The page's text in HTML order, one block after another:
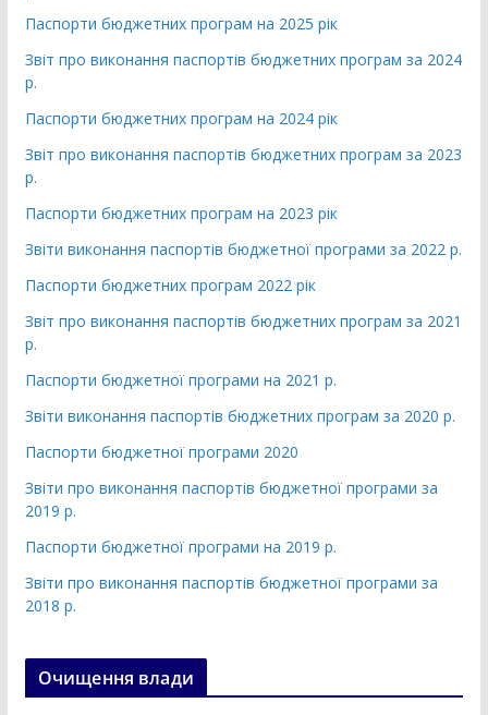
Паспорти бюджетних програм на 2025 рік
Звіт про виконання паспортів бюджетних програм за 2024
р.
Паспорти бюджетних програм на 2024 рік
Звіт про виконання паспортів бюджетних програм за 2023
р.
Паспорти бюджетних програм на 2023 рік
Звіти виконання паспортів бюджетної програми за 2022 р.
Паспорти бюджетних програм 2022 рік
Звіт про виконання паспортів бюджетних програм за 2021
р.
Паспорти бюджетної програми на 2021 р.
Звіти виконання паспортів бюджетних програм за 2020 р.
Паспорти бюджетної програми 2020
Звіти про виконання паспортів бюджетної програми за
2019 р.
Паспорти бюджетної програми на 2019 р.
Звіти про виконання паспортів бюджетної програми за
2018 р.
Очищення влади